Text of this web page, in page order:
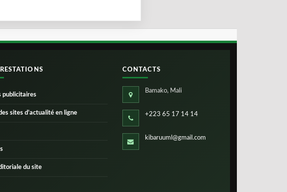
publicitaires
sites d’actualité en ligne
du site
CONTACTS
Bamako, Mali
+223 65 17 14 14
kibaruuml@gmail.com